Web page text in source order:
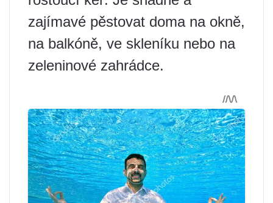
zajímavé pěstovat doma na okně,
na balkóně, ve skleníku nebo na
zeleninové zahrádce.